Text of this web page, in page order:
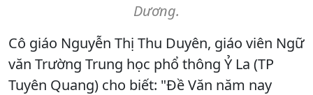
Dương.
Cô giáo Nguyễn Thị Thu Duyên, giáo viên Ngữ
văn Trường Trung học phổ thông Ỷ La (TP
Tuyên Quang) cho biết: "Đề Văn năm nay